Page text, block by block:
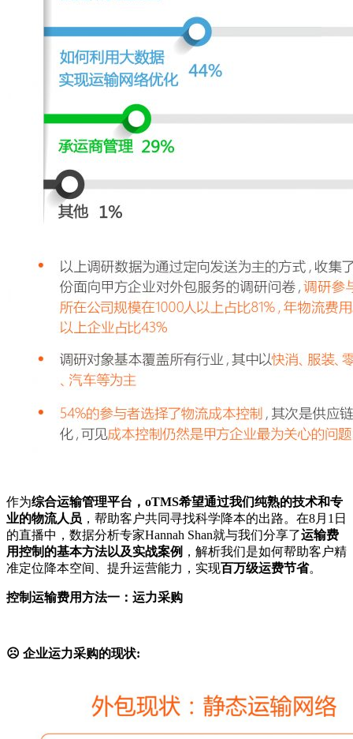
作为综合运输管理平台，oTMS希望通过我们纯熟的技术和专
业的物流人员 ，帮助客户共同寻找科学降本的出路。在8月1日
的直播中，数据分析专家Hannah Shan就与我们分享了运输费
用控制的基本方法以及实战案例 ，解析我们是如何帮助客户精
准定位降本空间、提升运营能力，实现百万级运费节省。
控制运输费用方法一： 运力采购
☹ 企业运力采购的现状: